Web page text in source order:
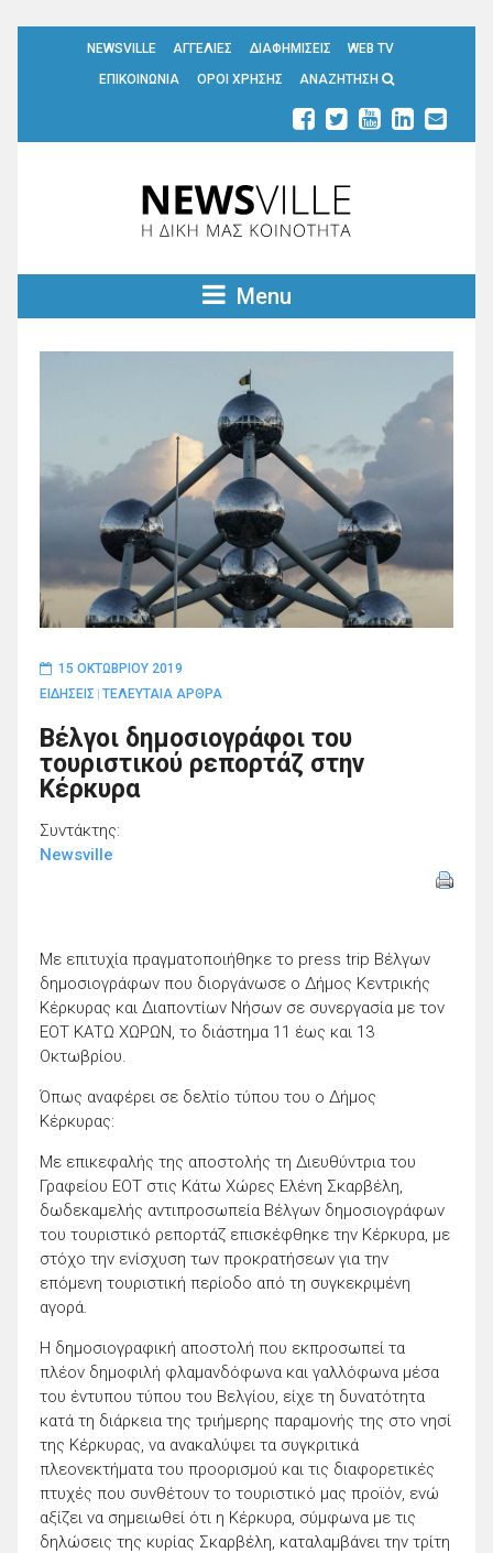
NEWSVILLE ΑΓΓΕΛΙΕΣ ΔΙΑΦΗΜΙΣΕΙΣ
WEB TV
ΕΠΙΚΟΙΝΩΝΙΑ
ΟΡΟΙ ΧΡΗΣΗΣ ΑΝΑΖΗΤΗΣΗ
Menu
15 ΟΚΤΩΒΡΊΟΥ 2019
ΕΙΔΗΣΕΙΣ ΤΕΛΕΥΤΑΙΑ ΑΡΘΡΑ
Βέλγοι δημοσιογράφοι του
τουριστικού ρεπορτάζ στην
Κέρκυρα
Συντάκτης:
Newsville
Με επιτυχία πραγματοποιήθηκε το press trip Βέλγων
δημοσιογράφων που διοργάνωσε ο Δήμος Κεντρικής
Κέρκυρας και Διαποντίων Νήσων σε συνεργασία με τον
ΕΟΤ ΚΑΤΩ ΧΩΡΩΝ, το διάστημα 11 έως και 13
Οκτωβρίου.
Όπως αναφέρει σε δελτίο τύπου του ο Δήμος
Κέρκυρας:
Με επικεφαλής της αποστολής τη Διευθύντρια του
Γραφείου ΕΟΤ στις Κάτω Χώρες Ελένη Σκαρβέλη,
δωδεκαμελής αντιπροσωπεία Βέλγων δημοσιογράφων
του τουριστικό ρεπορτάζ επισκέφθηκε την Κέρκυρα, με
στόχο την ενίσχυση των προκρατήσεων για την
επόμενη τουριστική περίοδο από τη συγκεκριμένη
αγορά.
Η δημοσιογραφική αποστολή που εκπροσωπεί τα
πλέον δημοφιλή φλαμανδόφωνα και γαλλόφωνα μέσα
του έντυπου τύπου του Βελγίου, είχε τη δυνατότητα
κατά τη διάρκεια της τριήμερης παραμονής της στο νησί
της Κέρκυρας, να ανακαλύψει τα συγκριτικά
πλεονεκτήματα του προορισμού και τις διαφορετικές
πτυχές που συνθέτουν το τουριστικό μας προϊόν, ενώ
αξίζει να σημειωθεί ότι η Κέρκυρα, σύμφωνα με τις
δηλώσεις της κυρίας Σκαρβέλη, καταλαμβάνει την τρίτη